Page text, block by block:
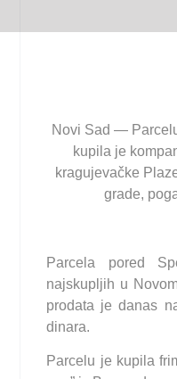
Novi Sad —
kupila je
kragujevačke
grade,
Parcela pored
najskupljih u
prodata je danas
dinara.
Parcelu je kupila